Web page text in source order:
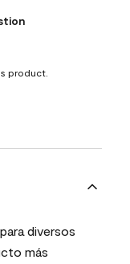
product.
diversos
más